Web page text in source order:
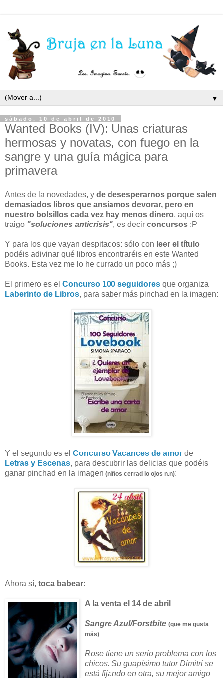
▼
sábado, 10 de abril de 2010
Wanted Books (IV): Unas criaturas
hermosas y novatas, con fuego en la
sangre y una guía mágica para
primavera
Antes de la novedades, y de desesperarnos porque salen
demasiados libros que ansiamos devorar, pero en
nuestro bolsillos cada vez hay menos dinero, aquí os
traigo "soluciones anticrisis", es decir concursos :P
Y para los que vayan despitados: sólo con leer el título
podéis adivinar qué libros encontraréis en este Wanted
Books. Esta vez me lo he currado un poco más ;)
El primero es el Concurso 100 seguidores que organiza
Laberinto de Libros, para saber más pinchad en la imagen:
Y el segundo es el Concurso Vacances de amor de
Letras y Escenas, para descubrir las delicias que podéis
ganar pinchad en la imagen (niños cerrad lo ojos n.n):
Ahora sí, toca babear:
A la venta el 14 de abril
Sangre Azul/Forstbite (que me gusta
más)
Rose tiene un serio problema con los
chicos. Su guapísimo tutor Dimitri se
está fijando en otra, su mejor amigo